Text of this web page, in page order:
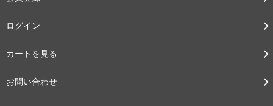
ログイン
カートを見る
お問い合わせ